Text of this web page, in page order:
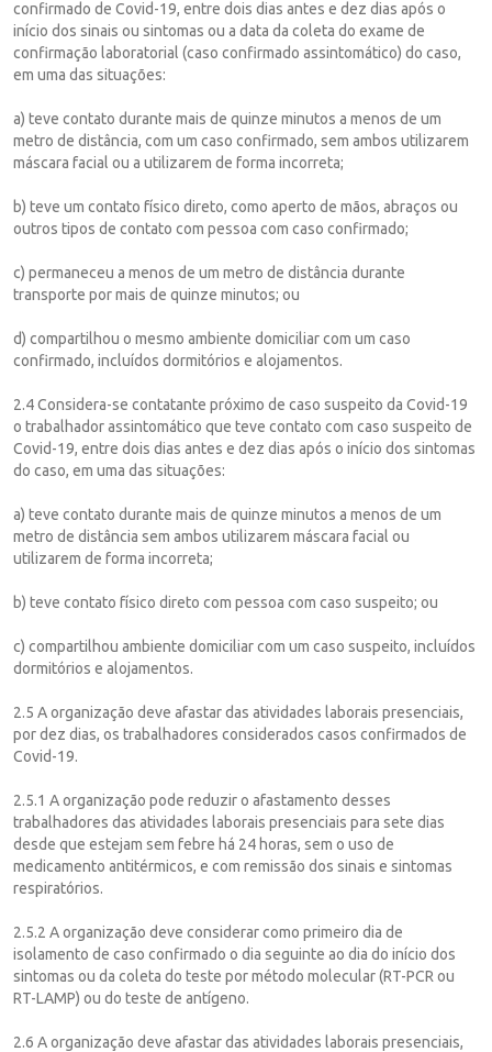
confirmado de Covid-19, entre dois dias antes e dez dias após o
início dos sinais ou sintomas ou a data da coleta do exame de
confirmação laboratorial (caso confirmado assintomático) do caso,
em uma das situações:
a) teve contato durante mais de quinze minutos a menos de um
metro de distância, com um caso confirmado, sem ambos utilizarem
máscara facial ou a utilizarem de forma incorreta;
b) teve um contato físico direto, como aperto de mãos, abraços ou
outros tipos de contato com pessoa com caso confirmado;
c) permaneceu a menos de um metro de distância durante
transporte por mais de quinze minutos; ou
d) compartilhou o mesmo ambiente domiciliar com um caso
confirmado, incluídos dormitórios e alojamentos.
2.4 Considera-se contatante próximo de caso suspeito da Covid-19
o trabalhador assintomático que teve contato com caso suspeito de
Covid-19, entre dois dias antes e dez dias após o início dos sintomas
do caso, em uma das situações:
a) teve contato durante mais de quinze minutos a menos de um
metro de distância sem ambos utilizarem máscara facial ou
utilizarem de forma incorreta;
b) teve contato físico direto com pessoa com caso suspeito; ou
c) compartilhou ambiente domiciliar com um caso suspeito, incluídos
dormitórios e alojamentos.
2.5 A organização deve afastar das atividades laborais presenciais,
por dez dias, os trabalhadores considerados casos confirmados de
Covid-19.
2.5.1 A organização pode reduzir o afastamento desses
trabalhadores das atividades laborais presenciais para sete dias
desde que estejam sem febre há 24 horas, sem o uso de
medicamento antitérmicos, e com remissão dos sinais e sintomas
respiratórios.
2.5.2 A organização deve considerar como primeiro dia de
isolamento de caso confirmado o dia seguinte ao dia do início dos
sintomas ou da coleta do teste por método molecular (RT-PCR ou
RT-LAMP) ou do teste de antígeno.
2.6 A organização deve afastar das atividades laborais presenciais,